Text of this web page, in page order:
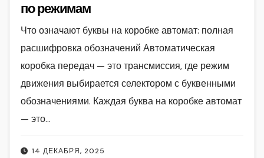
по режимам
14 ДЕКАБРЯ, 2025
Что означают буквы на коробке автомат: полная
расшифровка обозначений Автоматическая
коробка передач — это трансмиссия, где режим
движения выбирается селектором с буквенными
обозначениями. Каждая буква на коробке автомат
— это…